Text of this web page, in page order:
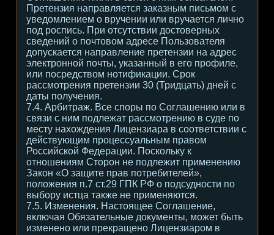
Претензия направляется заказным письмом с
уведомлением о вручении или вручается лично
под роспись. При отсутствии достоверных
сведений о почтовом адресе Пользователя
допускается направление претензии на адрес
электронной почты, указанный в его профиле,
или посредством нотификации. Срок
рассмотрения претензии 30 (Тридцать) дней с
даты получения.
7.4. Арбитраж. Все споры по Соглашению или в
связи с ним подлежат рассмотрению в суде по
месту нахождения Лицензиара в соответствии с
действующим процессуальным правом
Российской Федерации. Поскольку к
отношениям Сторон не подлежит применению
Закон «О защите прав потребителей»,
положения п.7 ст.29 ГПК РФ о подсудности по
выбору истца также не применяются.
7.5. Изменения. Настоящее Соглашение,
включая Обязательные документы, может быть
изменено или прекращено Лицензиаром в